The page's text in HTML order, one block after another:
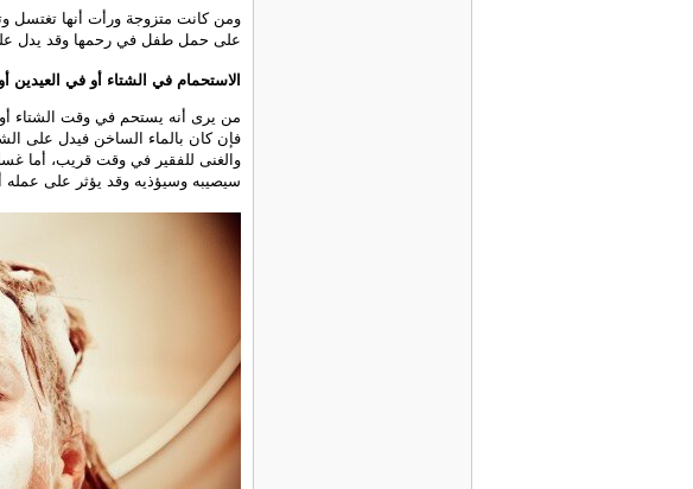
ومن كانت متزوجة ورأت أنها تغتسل
على حمل طفل في رحمها وقد يدل
الاستحمام في الشتاء أو في العيدين
من يرى أنه يستحم في وقت الشتاء أو
فإن كان بالماء الساخن فيدل على
والغنى للفقير في وقت قريب، أما
سيصيبه وسيؤذيه وقد يؤثر على عمله